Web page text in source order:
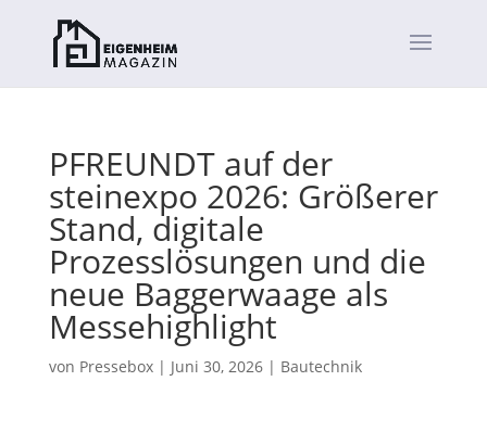
PFREUNDT auf der
steinexpo 2026: Größerer
Stand, digitale
Prozesslösungen und die
neue Baggerwaage als
Messehighlight
von Pressebox| Juni 30, 2026| Bautechnik